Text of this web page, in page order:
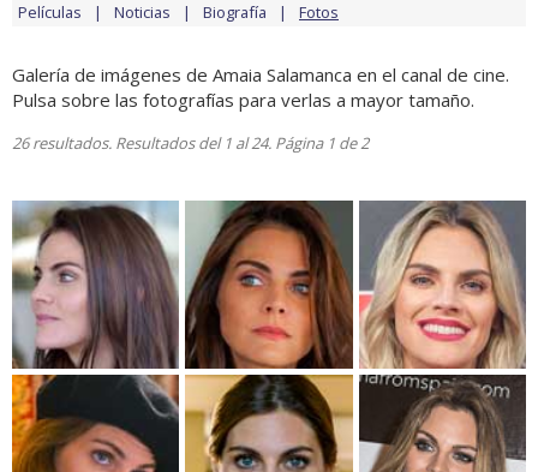
Películas Noticias Biografía Fotos
Galería de imágenes de Amaia Salamanca en el canal de cine.
Pulsa sobre las fotografías para verlas a mayor tamaño.
26 resultados. Resultados del 1 al 24. Página 1 de 2